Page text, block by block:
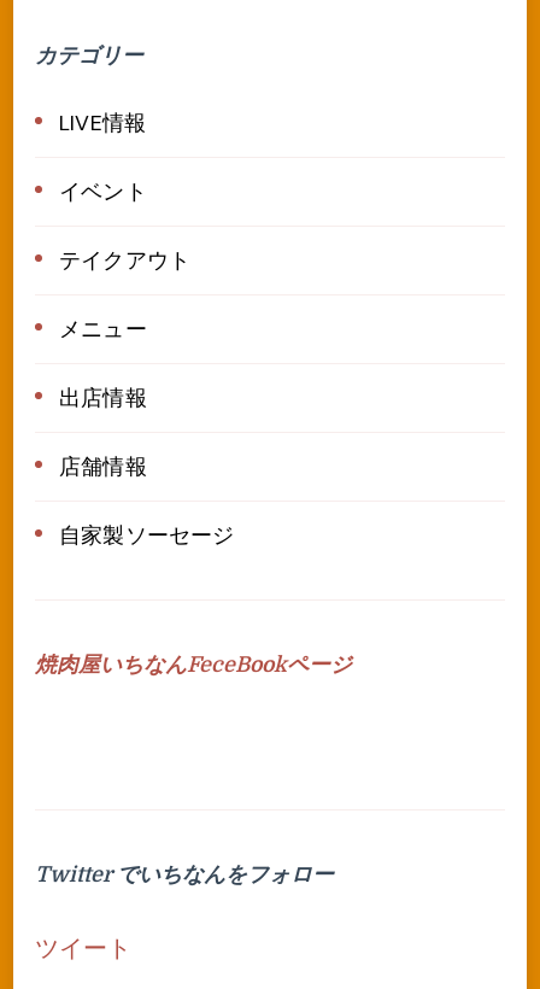
カテゴリー
LIVE情報
イベント
テイクアウト
メニュー
出店情報
店舗情報
自家製ソーセージ
焼肉屋いちなんFeceBookページ
Twitter でいちなんをフォロー
ツイート